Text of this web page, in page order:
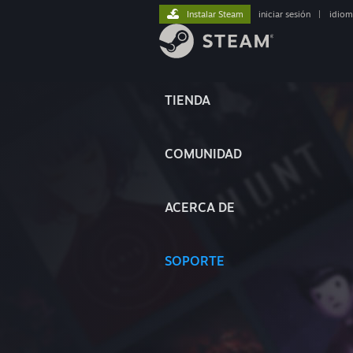
TIENDA
COMUNIDAD
ACERCA DE
SOPORTE
Instalar Steam iniciar sesión